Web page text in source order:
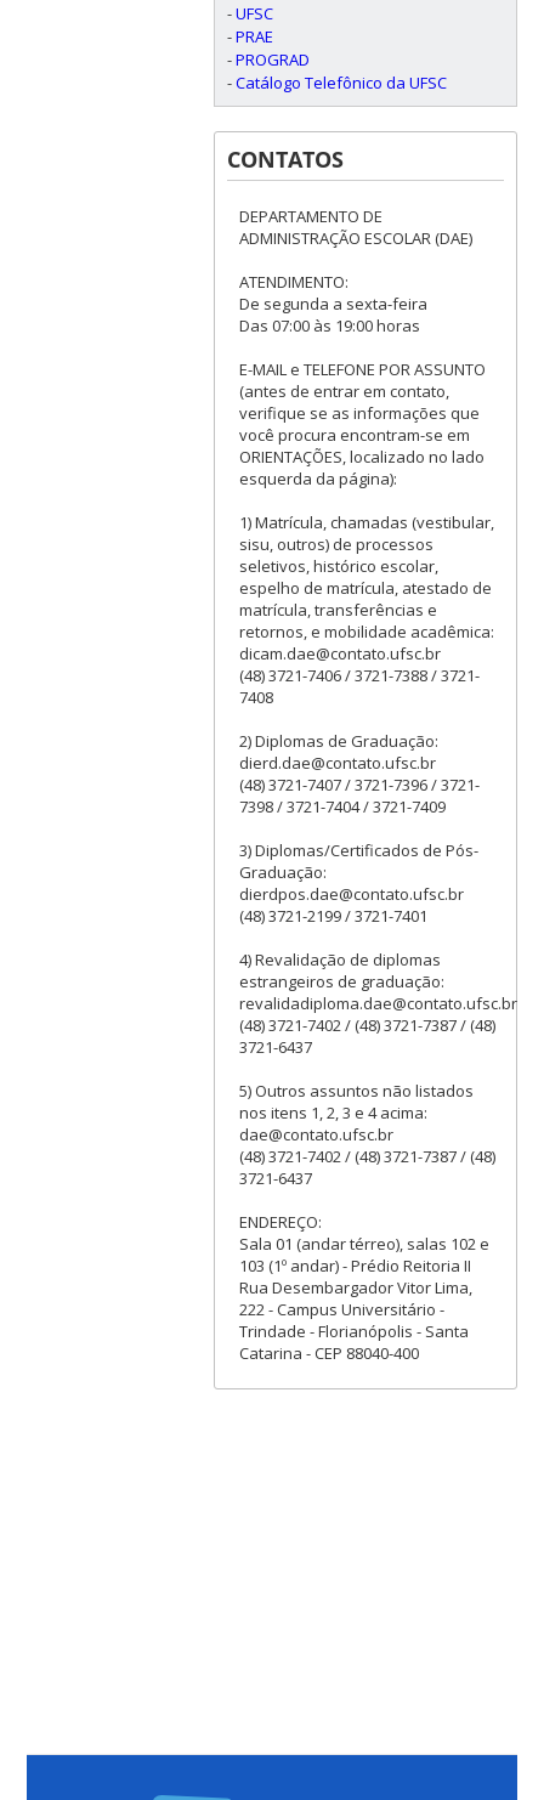
-UFSC
-PRAE
-PROGRAD
-Catálogo Telefônico da UFSC
CONTATOS
DEPARTAMENTO DE
ADMINISTRAÇÃO ESCOLAR (DAE)
ATENDIMENTO:
De segunda a sexta-feira
Das 07:00 às 19:00 horas
E-MAIL e TELEFONE POR ASSUNTO
(antes de entrar em contato,
verifique se as informações que
você procura encontram-se em
ORIENTAÇÕES, localizado no lado
esquerda da página):
1) Matrícula, chamadas (vestibular,
sisu, outros) de processos
seletivos, histórico escolar,
espelho de matrícula, atestado de
matrícula, transferências e
retornos, e mobilidade acadêmica:
dicam.dae@contato.ufsc.br
(48) 3721-7406 / 3721-7388 / 3721-
7408
2) Diplomas de Graduação:
dierd.dae@contato.ufsc.br
(48) 3721-7407 / 3721-7396 / 3721-
7398 / 3721-7404 / 3721-7409
3) Diplomas/Certificados de Pós-
Graduação:
dierdpos.dae@contato.ufsc.br
(48) 3721-2199 / 3721-7401
4) Revalidação de diplomas
estrangeiros de graduação:
revalidadiploma.dae@contato.ufsc.br
(48) 3721-7402 / (48) 3721-7387 / (48)
3721-6437
5) Outros assuntos não listados
nos itens 1, 2, 3 e 4 acima:
dae@contato.ufsc.br
(48) 3721-7402 / (48) 3721-7387 / (48)
3721-6437
ENDEREÇO:
Sala 01 (andar térreo), salas 102 e
103 (1º andar) - Prédio Reitoria II
Rua Desembargador Vitor Lima,
222 - Campus Universitário -
Trindade - Florianópolis - Santa
Catarina - CEP 88040-400